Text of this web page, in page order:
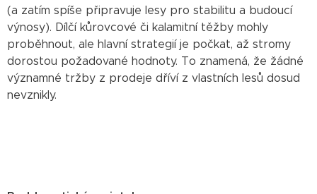
(a zatím spíše připravuje lesy pro stabilitu a budoucí
výnosy). Dílčí kůrovcové či kalamitní těžby mohly
proběhnout, ale hlavní strategií je počkat, až stromy
dorostou požadované hodnoty. To znamená, že žádné
významné tržby z prodeje dříví z vlastních lesů dosud
nevznikly.